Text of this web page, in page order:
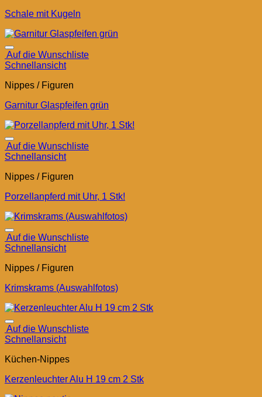
Schale mit Kugeln
Auf die Wunschliste
Schnellansicht
Nippes / Figuren
Garnitur Glaspfeifen grün
Auf die Wunschliste
Schnellansicht
Nippes / Figuren
Porzellanpferd mit Uhr, 1 Stk!
Auf die Wunschliste
Schnellansicht
Nippes / Figuren
Krimskrams (Auswahlfotos)
Auf die Wunschliste
Schnellansicht
Küchen-Nippes
Kerzenleuchter Alu H 19 cm 2 Stk